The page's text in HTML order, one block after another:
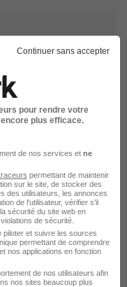
de vente
des
Continuer sans accepter
pour rendre votre
plus efficace.
de nos services et ne
permettant de maintenir
sur le site, de stocker des
des utilisateurs, les annonces
de l'utilisateur, vérifier s'il
sécurité du site web en
de sécurité.
piloter et suivre les sources
permettant de comprendre
nos applications en fonction
de nos utilisateurs afin
nos sites beaucoup plus